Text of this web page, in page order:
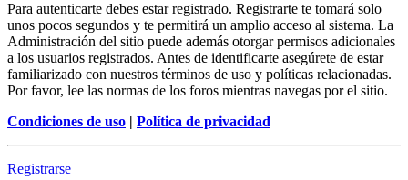
Para autenticarte debes estar registrado. Registrarte te tomará solo
unos pocos segundos y te permitirá un amplio acceso al sistema. La
Administración del sitio puede además otorgar permisos adicionales
a los usuarios registrados. Antes de identificarte asegúrete de estar
familiarizado con nuestros términos de uso y políticas relacionadas.
Por favor, lee las normas de los foros mientras navegas por el sitio.
Condiciones de uso | Política de privacidad
Registrarse